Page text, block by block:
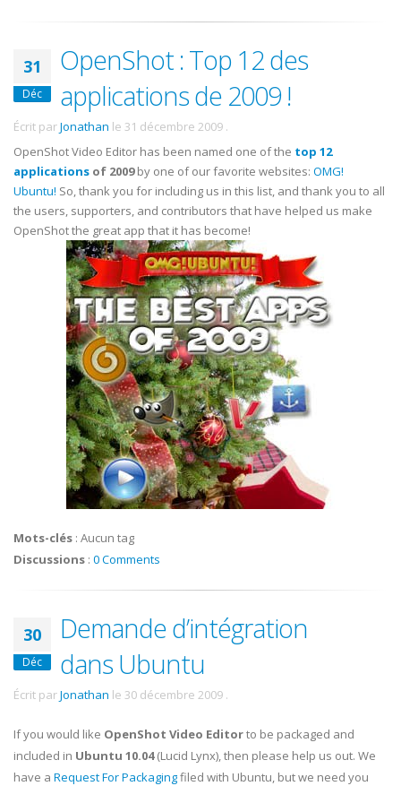
31
Déc
OpenShot : Top 12 des
applications de 2009 !
Écrit parJonathan le 31 décembre 2009 .
OpenShot Video Editor has been named one of the top 12
applications of 2009by one of our favorite websites: OMG!
Ubuntu! So, thank you for including us in this list, and thank you to all
the users, supporters, and contributors that have helped us make
OpenShot the great app that it has become!
Mots-clés : Aucun tag
Discussions : 0 Comments
30
Déc
Demande d’intégration
dans Ubuntu
Écrit parJonathan le 30 décembre 2009 .
If you would like OpenShot Video Editorto be packaged and
included in Ubuntu 10.04(Lucid Lynx), then please help us out. We
have a Request For Packagingfiled with Ubuntu, but we need you